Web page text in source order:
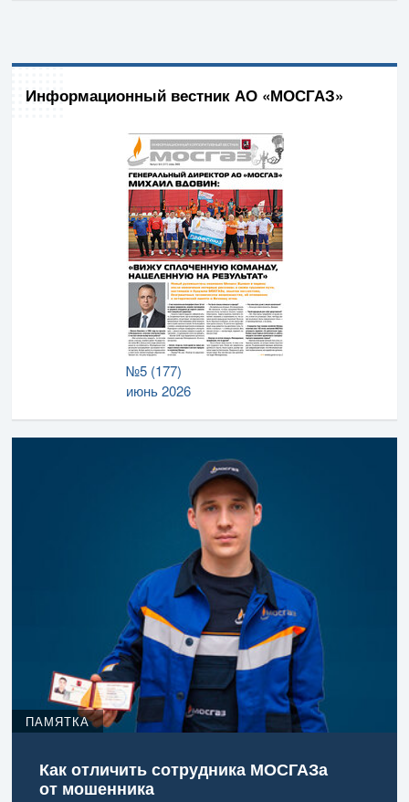
Информационный вестник АО «МОСГАЗ»
№5 (177)
июнь 2026
ПАМЯТКА
Как отличить сотрудника МОСГАЗа
от мошенника